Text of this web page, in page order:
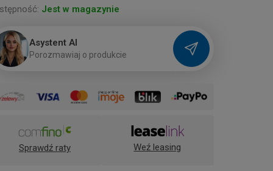
Jest w magazynie
Asystent AI
Porozmawiaj o produkcie
Sprawdź raty Weź leasing